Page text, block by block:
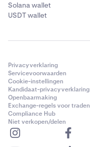
Solana wallet
USDT wallet
Privacyverklaring
Servicevoorwaarden
Cookie-instellingen
Kandidaat-privacyverklaring
Openbaarmaking
Exchange-regels voor traden
Compliance Hub
Niet verkopen/delen